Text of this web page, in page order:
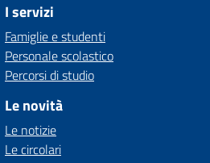
I servizi
Famiglie e studenti
Personale scolastico
Percorsi di studio
Le novità
Le notizie
Le circolari